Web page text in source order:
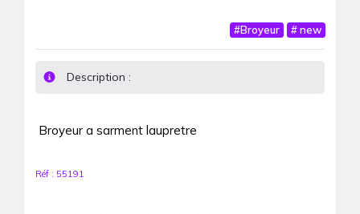
#Broyeur #new
Description :
Broyeur a sarment laupretre
Réf : 55191